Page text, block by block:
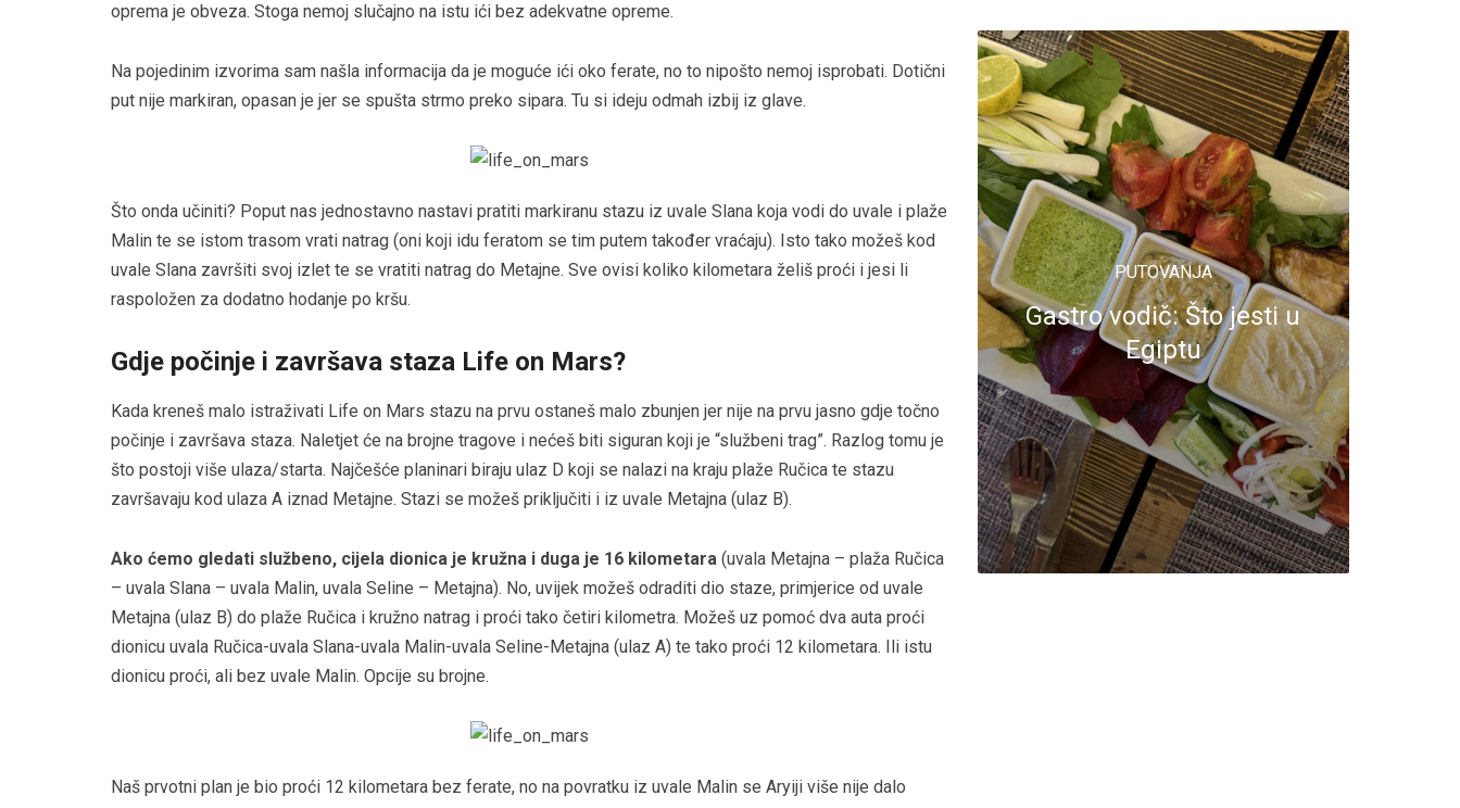
oprema je obveza. Stoga nemoj slučajno na istu ići bez adekvatne opreme.
Na pojedinim izvorima sam našla informacija da je moguće ići oko ferate, no to nipošto nemoj isprobati. Dotični
put nije markiran, opasan je jer se spušta strmo preko sipara. Tu si ideju odmah izbij iz glave.
Što onda učiniti? Poput nas jednostavno nastavi pratiti markiranu stazu iz uvale Slana koja vodi do uvale i plaže
Malin te se istom trasom vrati natrag (oni koji idu feratom se tim putem također vraćaju). Isto tako možeš kod
uvale Slana završiti svoj izlet te se vratiti natrag do Metajne. Sve ovisi koliko kilometara želiš proći i jesi li
raspoložen za dodatno hodanje po kršu.
Gdje počinje i završava staza Life on Mars?
Kada kreneš malo istraživati Life on Mars stazu na prvu ostaneš malo zbunjen jer nije na prvu jasno gdje točno
počinje i završava staza. Naletjet će na brojne tragove i nećeš biti siguran koji je “službeni trag”. Razlog tomu je
što postoji više ulaza/starta. Najčešće planinari biraju ulaz D koji se nalazi na kraju plaže Ručica te stazu
završavaju kod ulaza A iznad Metajne. Stazi se možeš priključiti i iz uvale Metajna (ulaz B).
Ako ćemo gledati službeno, cijela dionica je kružna i duga je 16 kilometara (uvala Metajna – plaža Ručica
– uvala Slana – uvala Malin, uvala Seline – Metajna). No, uvijek možeš odraditi dio staze, primjerice od uvale
Metajna (ulaz B) do plaže Ručica i kružno natrag i proći tako četiri kilometra. Možeš uz pomoć dva auta proći
dionicu uvala Ručica-uvala Slana-uvala Malin-uvala Seline-Metajna (ulaz A) te tako proći 12 kilometara. Ili istu
dionicu proći, ali bez uvale Malin. Opcije su brojne.
Naš prvotni plan je bio proći 12 kilometara bez ferate, no na povratku iz uvale Malin se Aryiji više nije dalo
PUTOVANJA
Gastro vodič: Što jesti u
Egiptu